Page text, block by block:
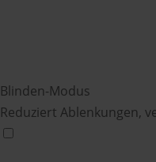
Blinden-Modus
Reduziert Ablenkungen,